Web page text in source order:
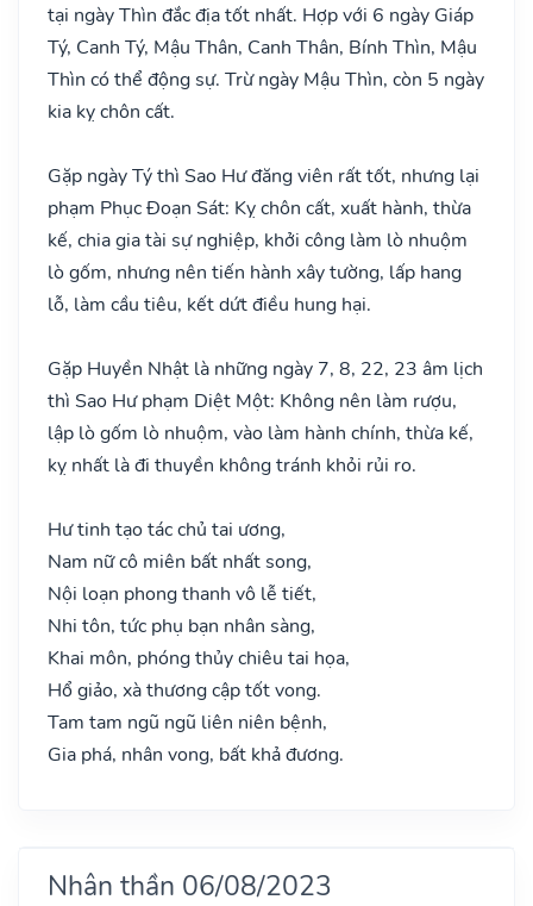
tại ngày Thìn đắc địa tốt nhất. Hợp với 6 ngày Giáp
Tý, Canh Tý, Mậu Thân, Canh Thân, Bính Thìn, Mậu
Thìn có thể động sự. Trừ ngày Mậu Thìn, còn 5 ngày
kia kỵ chôn cất.
Gặp ngày Tý thì Sao Hư đăng viên rất tốt, nhưng lại
phạm Phục Đoạn Sát: Kỵ chôn cất, xuất hành, thừa
kế, chia gia tài sự nghiệp, khởi công làm lò nhuộm
lò gốm, nhưng nên tiến hành xây tường, lấp hang
lỗ, làm cầu tiêu, kết dứt điều hung hại.
Gặp Huyền Nhật là những ngày 7, 8, 22, 23 âm lịch
thì Sao Hư phạm Diệt Một: Không nên làm rượu,
lập lò gốm lò nhuộm, vào làm hành chính, thừa kế,
kỵ nhất là đi thuyền không tránh khỏi rủi ro.
Hư tinh tạo tác chủ tai ương,
Nam nữ cô miên bất nhất song,
Nội loạn phong thanh vô lễ tiết,
Nhi tôn, tức phụ bạn nhân sàng,
Khai môn, phóng thủy chiêu tai họa,
Hổ giảo, xà thương cập tốt vong.
Tam tam ngũ ngũ liên niên bệnh,
Gia phá, nhân vong, bất khả đương.
Nhân thần 06/08/2023